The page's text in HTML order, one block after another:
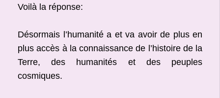
Voilà la réponse:
Désormais l’humanité a et va avoir de plus en
plus accès à la connaissance de l’histoire de la
Terre, des humanités et des peuples
cosmiques.